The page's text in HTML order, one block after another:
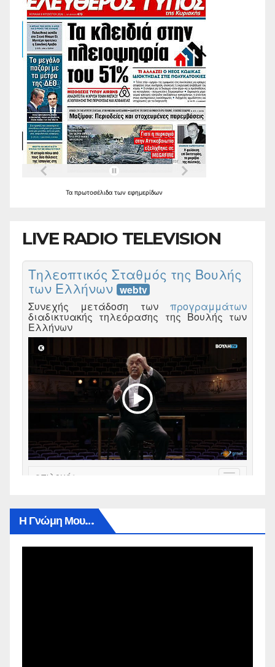
Τα πρωτοσέλιδα των εφημερίδων
LIVE RADIO TELEVISION
Η Γνώμη Μου…